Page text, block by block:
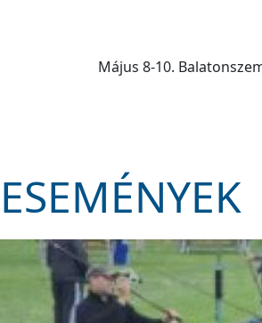
Május 8-10.
ESEMÉNYEK